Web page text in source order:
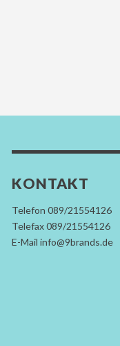
KONTAKT
Telefon 089/21554126
Telefax 089/21554126
E-Mail info@9brands.de